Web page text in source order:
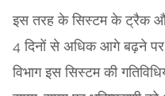
इस तरह के सिस्टम के ट्रैक
4 दिनों से अधिक आगे बढ़ने पर
विभाग इस सिस्टम की